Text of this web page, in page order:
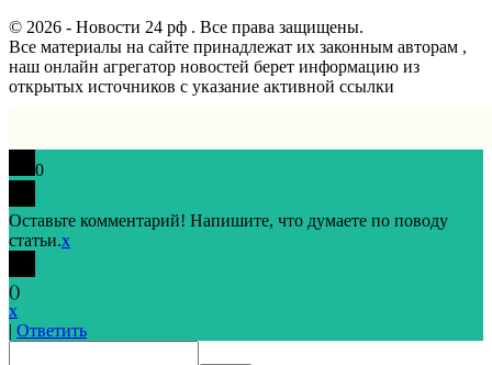
© 2026 - Новости 24 рф . Все права защищены.
Все материалы на сайте принадлежат их законным авторам ,
наш онлайн агрегатор новостей берет информацию из
открытых источников с указание активной ссылки
0
Оставьте комментарий! Напишите, что думаете по поводу
статьи.x
()
x
| Ответить